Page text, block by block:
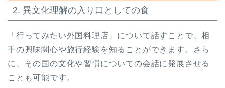
2. 異文化理解の入り口としての食
「行ってみたい外国料理店」について話すことで、相
手の興味関心や旅行経験を知ることができます。さら
に、その国の文化や習慣についての会話に発展させる
ことも可能です。